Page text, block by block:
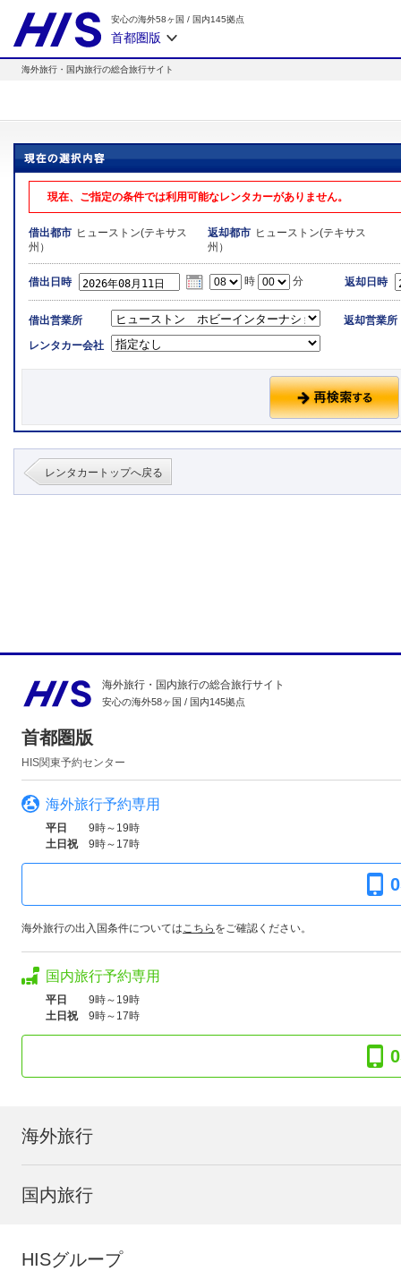
安心の海外58ヶ国 / 国内145拠点
首都圏版
海外旅行・国内旅行の総合旅行サイト
現在、ご指定の条件では利用可能なレンタカーがありません。
借出都市 ヒューストン(テキサス
州）
返却都市 ヒューストン(テキサス
州）
借出日時 時 分 返却日時
借出営業所
レンタカー会社
返却営業所
レンタカートップへ戻る
海外旅行・国内旅行の総合旅行サイト
安心の海外58ヶ国 / 国内145拠点
首都圏版
HIS関東予約センター
海外旅行予約専用
平日
9時～19時
土日祝
9時～17時
海外旅行の出入国条件についてはこちら をご確認ください。
国内旅行予約専用
平日
9時～19時
土日祝
9時～17時
海外旅行
国内旅行
HISグループ